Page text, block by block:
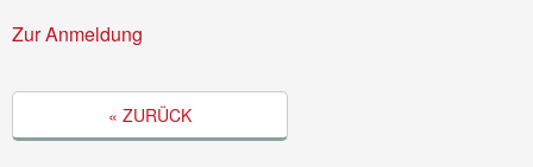
Zur Anmeldung
« ZURÜCK